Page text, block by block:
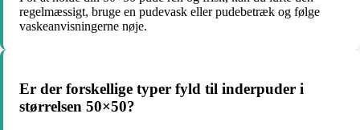
regelmæssigt, bruge en pudevask eller pudebetræk og følge
vaskeanvisningerne nøje.
Er der forskellige typer fyld til inderpuder i
størrelsen 50×50?